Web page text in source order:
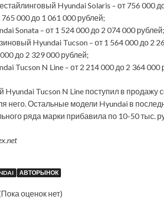
Hyundai Solaris – от 756 000
765 000 до 1 061 000 рублей;
Sonata – от 1 524 000 до 2 074 000 рублей;
Hyundai Tucson – от 1 564 000 до 2
до 2 329 000 рублей;
Tucson N Line – от 2 214 000 до 2 364 000
Hyundai Tucson N Line поступил в
него. Остальные модели Hyundai в
ряда марки прибавила по 10-50 тыс.
АВТОРЫНОК
оценок нет)